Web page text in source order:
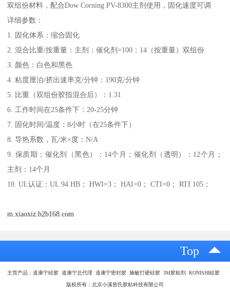
双组份材料，配合Dow Corning PV-8300主剂使用，固化速度可调
详细参数：
1. 固化体系：缩合固化
2. 混合比重/按重量：主剂：催化剂=100：14（按重量）双组份
3. 颜色：白色和黑色
4. 粘度厘泊/挤出速率克/分钟：190克/分钟
5. 比重（双组份胶指混合后）：1.31
6. 工作时间在25条件下：20-25分钟
7. 固化时间/温度：8小时（在25条件下）
8. 导热系数，瓦/米×度：N/A
9. 保质期：催化剂（黑色）：14个月；催化剂（透明）：12个月；
主剂：14个月
10. UL认证：UL 94 HB； HWI=3； HAI=0； CTI=0； RTI 105；
m.xiaoxiz.b2b168.com
Top
主营产品：道康宁硅胶 道康宁总代理 道康宁密封胶 施敏打硬硅胶 3M胶粘剂 KONISHI硅胶
版权所有：北京小溪曾氏胶粘科技有限公司